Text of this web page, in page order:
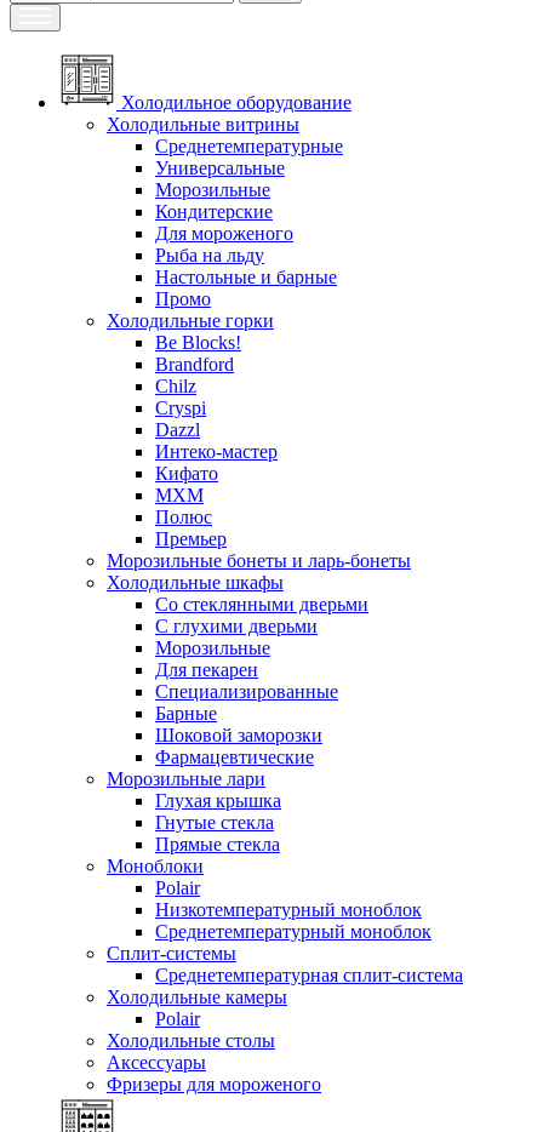
Холодильное оборудование
Холодильные витрины
Среднетемпературные
Универсальные
Морозильные
Кондитерские
Для мороженого
Рыба на льду
Настольные и барные
Промо
Холодильные горки
Be Blocks!
Brandford
Chilz
Cryspi
Dazzl
Интеко-мастер
Кифато
МХМ
Полюс
Премьер
Морозильные бонеты и ларь-бонеты
Холодильные шкафы
Со стеклянными дверьми
С глухими дверьми
Морозильные
Для пекарен
Специализированные
Барные
Шоковой заморозки
Фармацевтические
Морозильные лари
Глухая крышка
Гнутые стекла
Прямые стекла
Моноблоки
Polair
Низкотемпературный моноблок
Среднетемпературный моноблок
Сплит-системы
Среднетемпературная сплит-система
Холодильные камеры
Polair
Холодильные столы
Аксессуары
Фризеры для мороженого